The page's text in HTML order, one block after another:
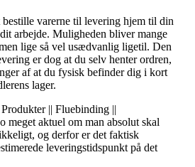
varerne til levering hjem til din
arbejde. Muligheden bliver mange
lige så vel usædvanlig ligetil. Den
er dog at du selv henter ordren,
af at du fysisk befinder dig i kort
lager.
|| Fluebinding ||
meget aktuel om man absolut skal
og derfor er det faktisk
leveringstidspunkt på det